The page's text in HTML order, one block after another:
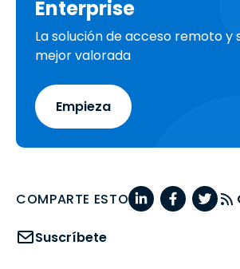
Enterprise
La solución de acceso remoto y
mejor valorada
Empieza
COMPARTE ESTO
Suscríbete